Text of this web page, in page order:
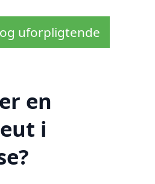
uforpligtende
en
i